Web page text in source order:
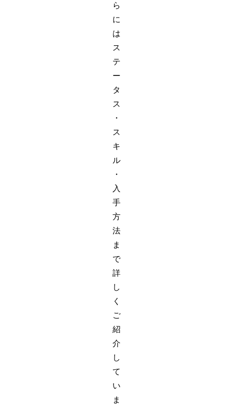
ら
に
は
ス
テ
ー
タ
ス
・
ス
キ
ル
・
入
手
方
法
ま
で
詳
し
く
ご
紹
介
し
て
い
ま